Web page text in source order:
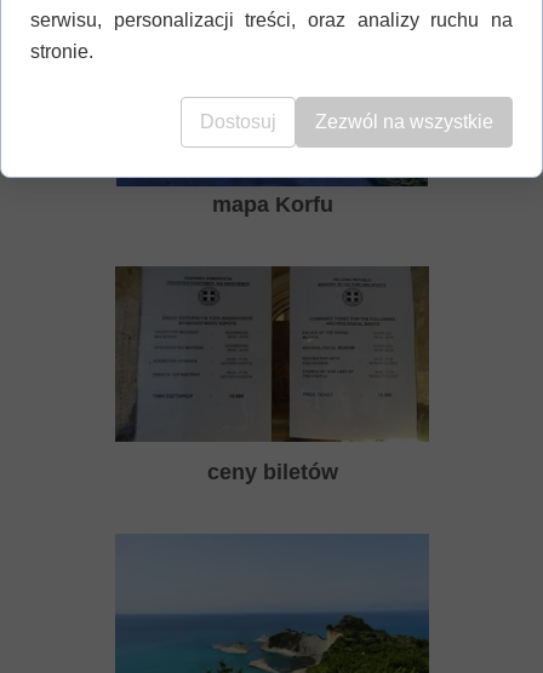
mapa Korfu
ceny biletów
serwisu, personalizacji treści, oraz analizy ruchu na
stronie.
Dostosuj Zezwól na wszystkie